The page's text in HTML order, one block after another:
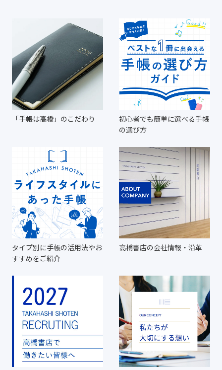
「手帳は高橋」のこだわり
初心者でも簡単に選べる手帳
の選び方
タイプ別に手帳の活用法やお
すすめをご紹介
高橋書店の会社情報・沿革